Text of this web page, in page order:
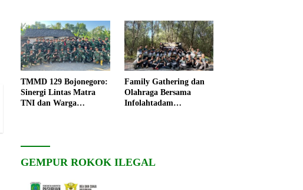
TMMD 129 Bojonegoro:
Sinergi Lintas Matra
TNI dan Warga
Family Gathering dan
Olahraga Bersama
Infolahtadam
GEMPUR ROKOK ILEGAL